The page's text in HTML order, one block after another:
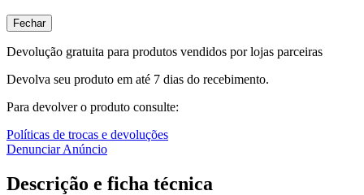
Fechar
Devolução gratuita para produtos vendidos por lojas parceiras
Devolva seu produto em até 7 dias do recebimento.
Para devolver o produto consulte:
Políticas de trocas e devoluções
Denunciar Anúncio
Descrição e ficha técnica